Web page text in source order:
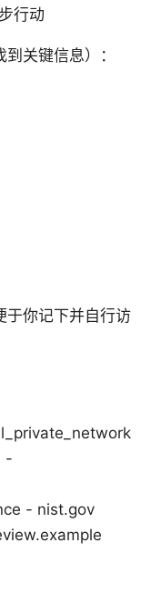
行动
关键信息）：
于你记下并自行访
-
- nist.gov